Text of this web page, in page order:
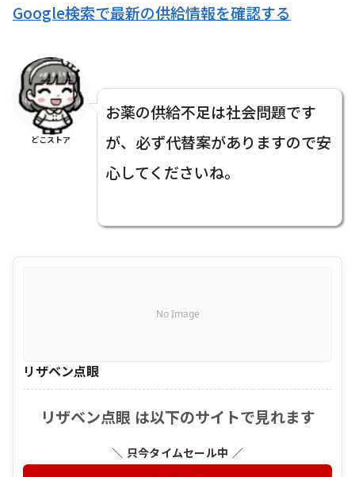
Google検索で最新の供給情報を確認する
どこストア
お薬の供給不足は社会問題です
が、必ず代替案がありますので安
心してくださいね。
No Image
リザベン点眼
リザベン点眼 は以下のサイトで見れます
＼ 只今タイムセール中 ／